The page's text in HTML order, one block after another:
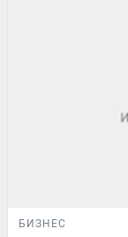
БИЗНЕС